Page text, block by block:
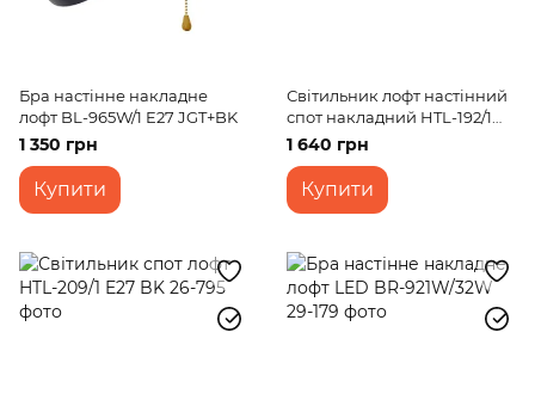
Бра настінне накладне
лофт BL-965W/1 E27 JGT+BK
1 350 грн
Купити
Світильник лофт настінний
спот накладний HTL-192/1
GU10 AB
1 640 грн
Купити